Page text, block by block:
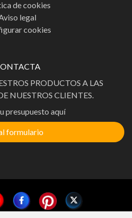
de cookies
legal
cookies
PRODUCTOS A LAS
NUESTROS CLIENTES.
presupuesto aquí
formulario